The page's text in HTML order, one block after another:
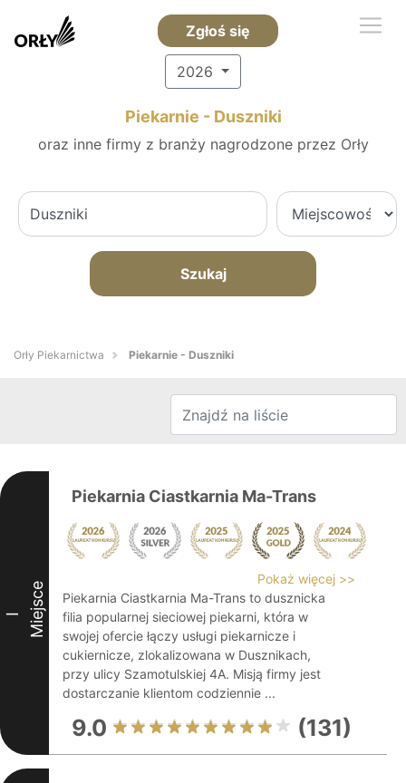
Zgłoś się
2026
Piekarnie - Duszniki
oraz inne firmy z branży nagrodzone przez Orły
Szukaj
Orły Piekarnictwa Piekarnie - Duszniki
I Miejsce
Piekarnia Ciastkarnia Ma-Trans
Pokaż więcej >>
Piekarnia Ciastkarnia Ma-Trans to dusznicka
filia popularnej sieciowej piekarni, która w
swojej ofercie łączy usługi piekarnicze i
cukiernicze, zlokalizowana w Dusznikach,
przy ulicy Szamotulskiej 4A. Misją firmy jest
dostarczanie klientom codziennie ...
9.0 (131)